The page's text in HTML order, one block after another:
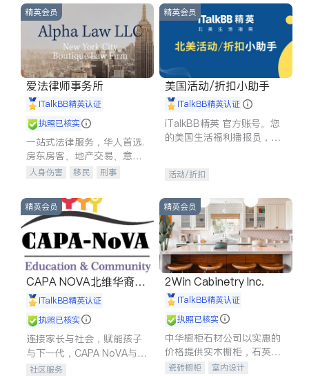
精英会员
爱法律师事务所
iTalkBB精英认证
执照已核实
一站式法律服务，华人首选.
房东房客、地产交易、意外
伤害、车祸重伤、商业诉
建筑合同、刑事案件全包办
人身伤害 移民
刑事
信托/遗嘱
商业
索赔
律师-其它 保释
精英会员
美国活动/折扣小助手
iTalkBB精英认证
iTalkBB精英 官方账号。您
的美国生活福利播报员，精
专属福利。
活动/折扣
精英会员
CAPA NOVA北维华裔家
长会iTalkBB精英认证
执照已核实
连接家长与社会，赋能孩子
与下一代，CAPA NoVA与您
携手建设包容、公平、充满
社区服务
精英会员
2Win Cabinetry Inc.
iTalkBB精英认证
执照已核实
中华橱柜石材公司以实惠的
价格提供实木橱柜，石英石
台面，多种优质不锈钢水
瓷砖橱柜
室内设计